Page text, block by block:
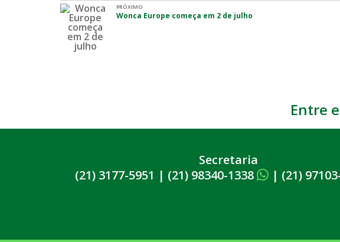
PRÓXIMO
Wonca Europe começa em 2 de julho
Entre
Secretaria
(21) 3177-5951 | (21) 98340-1338 | (21)